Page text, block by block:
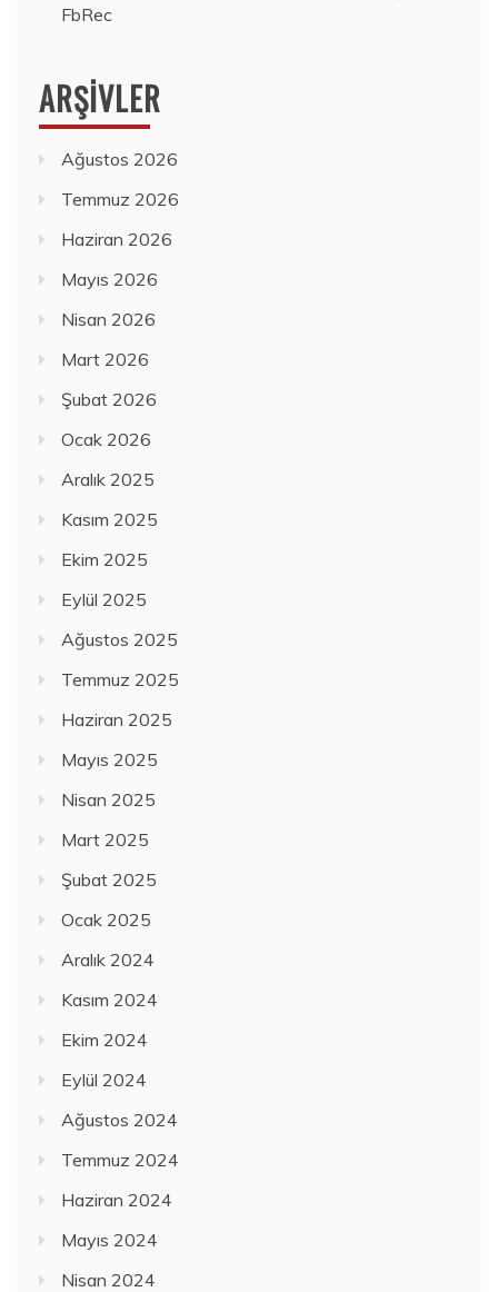
FbRec
ARŞIVLER
Ağustos 2026
Temmuz 2026
Haziran 2026
Mayıs 2026
Nisan 2026
Mart 2026
Şubat 2026
Ocak 2026
Aralık 2025
Kasım 2025
Ekim 2025
Eylül 2025
Ağustos 2025
Temmuz 2025
Haziran 2025
Mayıs 2025
Nisan 2025
Mart 2025
Şubat 2025
Ocak 2025
Aralık 2024
Kasım 2024
Ekim 2024
Eylül 2024
Ağustos 2024
Temmuz 2024
Haziran 2024
Mayıs 2024
Nisan 2024